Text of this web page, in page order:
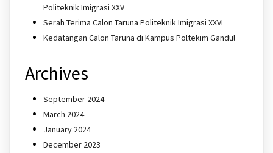
Politeknik Imigrasi XXV
Serah Terima Calon Taruna Politeknik Imigrasi XXVI
Kedatangan Calon Taruna di Kampus Poltekim Gandul
Archives
September 2024
March 2024
January 2024
December 2023